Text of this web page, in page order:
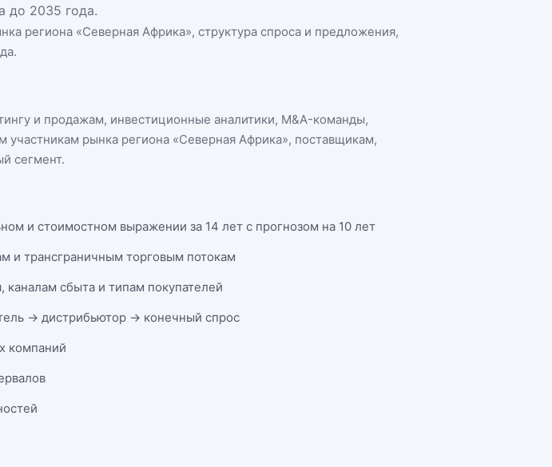
до 2035 года.
региона «Северная Африка», структура спроса и предложения,
и продажам, инвестиционные аналитики, M&A-команды,
участникам рынка региона «Северная Африка», поставщикам,
сегмент.
и стоимостном выражении за 14 лет с прогнозом на 10 лет
и трансграничным торговым потокам
сбыта и типам покупателей
→ дистрибьютор → конечный спрос
компаний